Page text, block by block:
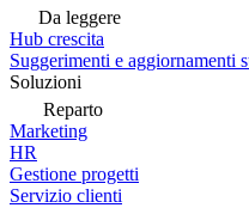
Da leggere
Hub crescita
Suggerimenti e aggiornamenti
Soluzioni
Reparto
Marketing
HR
Gestione progetti
Servizio clienti